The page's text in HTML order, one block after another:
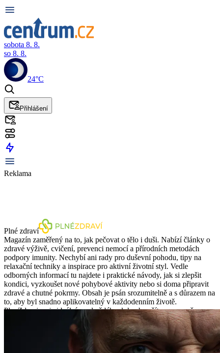
sobota 8. 8.
so 8. 8.
24°C
Přihlášení
Reklama
Plné zdraví
Magazín zaměřený na to, jak pečovat o tělo i duši. Nabízí články o
zdravé výživě, cvičení, prevenci nemocí a přírodních metodách
podpory imunity. Nechybí ani rady pro duševní pohodu, tipy na
relaxační techniky a inspirace pro aktivní životní styl. Vedle
odborných informací tu najdete i praktické návody, jak si zlepšit
kondici, vyzkoušet nové pohybové aktivity nebo si doma připravit
zdravé a chutné pokrmy. Obsah je psán srozumitelně a s důrazem na
to, aby byl snadno aplikovatelný v každodenním životě.
PlneZdravi.cz je ideální pro každého, kdo chce žít vyrovnaně,
energicky a s ohledem na své dlouhodobé zdraví.